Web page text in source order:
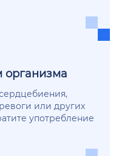
организма
или других
употребление